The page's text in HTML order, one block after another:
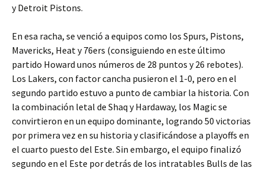
y Detroit Pistons.
En esa racha, se venció a equipos como los Spurs, Pistons,
Mavericks, Heat y 76ers (consiguiendo en este último
partido Howard unos números de 28 puntos y 26 rebotes).
Los Lakers, con factor cancha pusieron el 1-0, pero en el
segundo partido estuvo a punto de cambiar la historia. Con
la combinación letal de Shaq y Hardaway, los Magic se
convirtieron en un equipo dominante, logrando 50 victorias
por primera vez en su historia y clasificándose a playoffs en
el cuarto puesto del Este. Sin embargo, el equipo finalizó
segundo en el Este por detrás de los intratables Bulls de las